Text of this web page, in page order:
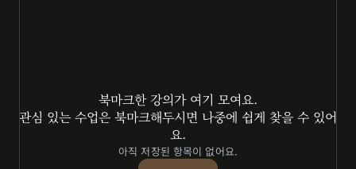
북마크한 강의가 여기 모여요.
관심 있는 수업은 북마크해두시면 나중에 쉽게 찾을 수 있어
요.
아직 저장된 항목이 없어요.